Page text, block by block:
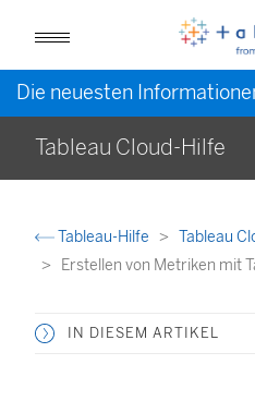
Die neuesten
Tableau Cloud-Hilfe
Tableau-Hilfe Tableau
Erstellen von Metriken mit
IN DIESEM ARTIKEL